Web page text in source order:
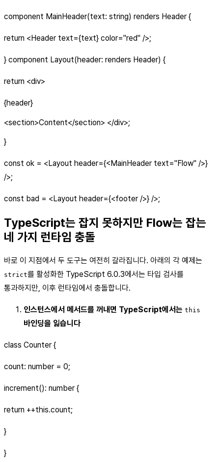
component MainHeader(text: string) renders Header {
return <Header text={text} color="red" />;
} component Layout(header: renders Header) {
return <div>
{header}
<section>Content</section> </div>;
}
const ok = <Layout header={<MainHeader text="Flow" />}
/>;
const bad = <Layout header={<footer />} />;
TypeScript는 잡지 못하지만 Flow는 잡는
네 가지 런타임 충돌
바로 이 지점에서 두 도구는 여전히 갈라집니다. 아래의 각 예제는
strict를 활성화한 TypeScript 6.0.3에서는 타입 검사를
통과하지만, 이후 런타임에서 충돌합니다.
인스턴스에서 메서드를 꺼내면 TypeScript에서는 this
바인딩을 잃습니다
class Counter {
count: number = 0;
increment(): number {
return ++this.count;
}
}